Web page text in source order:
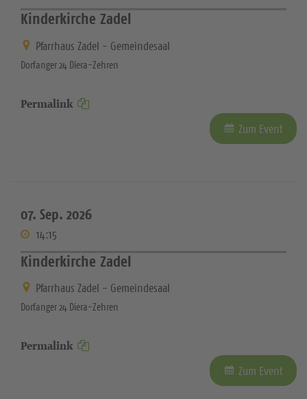
Kinderkirche Zadel
Pfarrhaus Zadel - Gemeindesaal
Dorfanger 24 Diera-Zehren
Permalink
Zum Event
07. Sep. 2026
14:15
Kinderkirche Zadel
Pfarrhaus Zadel - Gemeindesaal
Dorfanger 24 Diera-Zehren
Permalink
Zum Event